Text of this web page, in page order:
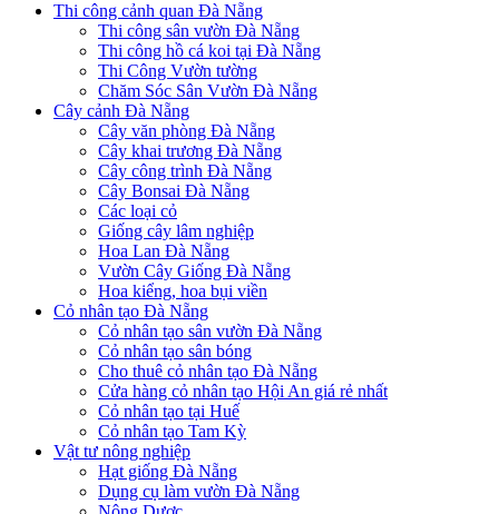
Thi công cảnh quan Đà Nẵng
Thi công sân vườn Đà Nẵng
Thi công hồ cá koi tại Đà Nẵng
Thi Công Vườn tường
Chăm Sóc Sân Vườn Đà Nẵng
Cây cảnh Đà Nẵng
Cây văn phòng Đà Nẵng
Cây khai trương Đà Nẵng
Cây công trình Đà Nẵng
Cây Bonsai Đà Nẵng
Các loại cỏ
Giống cây lâm nghiệp
Hoa Lan Đà Nẵng
Vườn Cây Giống Đà Nẵng
Hoa kiểng, hoa bụi viền
Cỏ nhân tạo Đà Nẵng
Cỏ nhân tạo sân vườn Đà Nẵng
Cỏ nhân tạo sân bóng
Cho thuê cỏ nhân tạo Đà Nẵng
Cửa hàng cỏ nhân tạo Hội An giá rẻ nhất
Cỏ nhân tạo tại Huế
Cỏ nhân tạo Tam Kỳ
Vật tư nông nghiệp
Hạt giống Đà Nẵng
Dụng cụ làm vườn Đà Nẵng